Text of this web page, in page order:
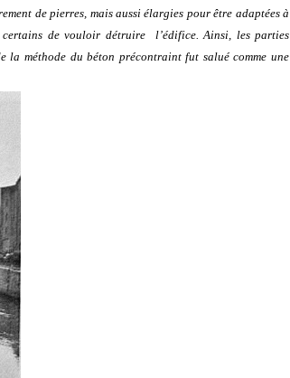
de pierres, mais aussi élargies pour être adaptées à
de vouloir détruire l’édifice. Ainsi, les parties
la méthode du béton précontraint fut salué comme une